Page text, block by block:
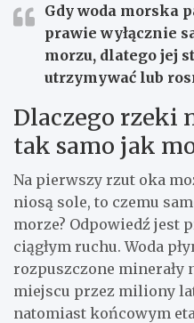
Gdy woda morska
prawie wyłącznie
morzu, dlatego jej
utrzymywać lub
Dlaczego rzeki
tak samo jak
Na pierwszy rzut oka
niosą sole, to czemu
morze? Odpowiedź jest
ciągłym ruchu. Woda
rozpuszczone minerały
miejscu przez miliony
natomiast końcowym